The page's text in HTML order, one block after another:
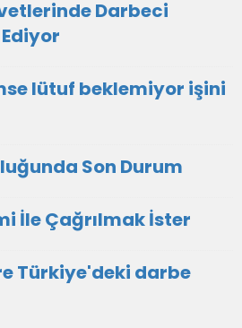
Darbeci
lütuf beklemiyor işini
Son Durum
İle Çağrılmak İster
Türkiye'deki darbe